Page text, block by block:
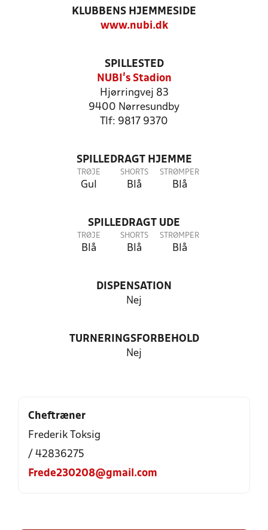
KLUBBENS HJEMMESIDE
www.nubi.dk
SPILLESTED
NUBI's Stadion
Hjørringvej 83
9400 Nørresundby
Tlf: 9817 9370
SPILLEDRAGT HJEMME
TRØJE
Gul
SHORTS
Blå
STRØMPER
Blå
SPILLEDRAGT UDE
TRØJE
Blå
SHORTS
Blå
STRØMPER
Blå
DISPENSATION
Nej
TURNERINGSFORBEHOLD
Nej
Cheftræner
Frederik Toksig
/ 42836275
Frede230208@gmail.com